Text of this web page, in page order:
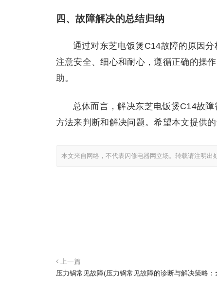
四、故障解决的总结归纳
通过对东芝电饭煲C14故障的原因
注意安全、细心和耐心，遵循正确的操
助。
总体而言，解决东芝电饭煲C14故
方法来判断和解决问题。希望本文提供
本文来自网络，不代表闪修电器网立场。转载请注明出
上一篇
压力锅常见故障(压力锅常见故障的诊断与解决策略：